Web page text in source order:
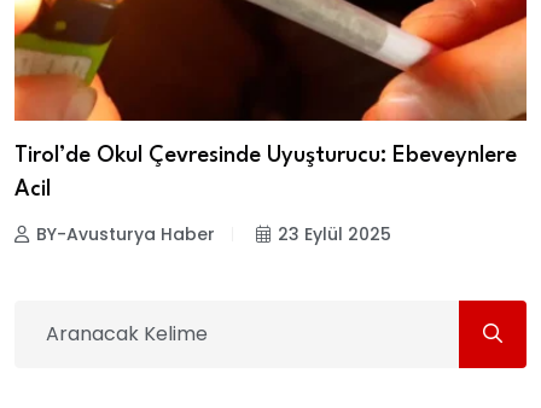
Tirol’de Okul Çevresinde Uyuşturucu: Ebeveynlere
Acil
BY-Avusturya Haber 23 Eylül 2025